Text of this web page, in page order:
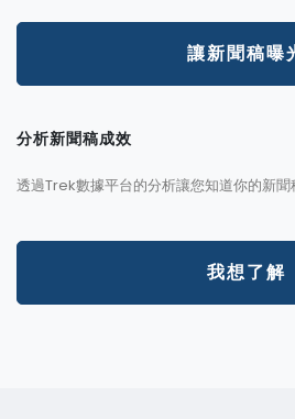
讓新聞稿曝
分析新聞稿成效
透過Trek數據平台的分析讓您知道你的新聞
我想了解